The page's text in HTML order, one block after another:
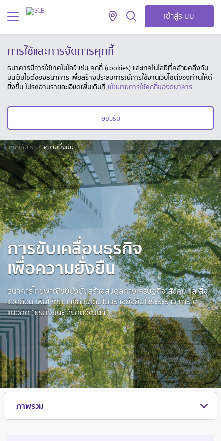
เข้าสู่ระบบ
การใช้และการจัดการคุกกี้
ธนาคารมีการใช้เทคโนโลยี เช่น คุกกี้ (cookies) และเทคโนโลยีที่คล้ายคลึงกัน
บนเว็บไซต์ของธนาคาร เพื่อสร้างประสบการณ์การใช้งานเว็บไซต์ของท่านให้ดี
ยิ่งขึ้น โปรดอ่านรายละเอียดเพิ่มเติมที่ นโยบายการใช้คุกกี้ของธนาคาร
ยอมรับ
เกี่ยวกับเรา ความยั่งยืน
การขับเคลื่อนธุรกิจ
เพื่อความยั่งยืน
ธนาคารไทยพาณิชย์มุ่งมั่นสร้างสมดุลทางเศรษฐกิจ สังคม และสิ่ง
แวดล้อม เพื่อให้ทุกภาคส่วนเติบโตอย่างยั่งยืนในระยะยาว ภายใต้
แนวคิด “ธุรกิจชนะ สังคมวัฒนา”
ภาพรวม